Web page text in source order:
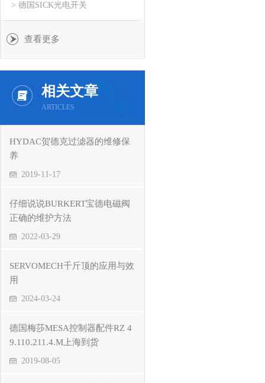
> 德国SICK光电开关
查看更多
相关文章
ARTICLES
HYDAC贺德克过滤器的维修保
养
2019-11-17
仔细说说BURKERT宝德电磁阀
正确的维护方法
2022-03-29
SERVOMECH千斤顶的应用与效
用
2024-03-24
德国梅莎MESA控制器配件RZ 4
9.110.211.4.M上海到货
2019-08-05